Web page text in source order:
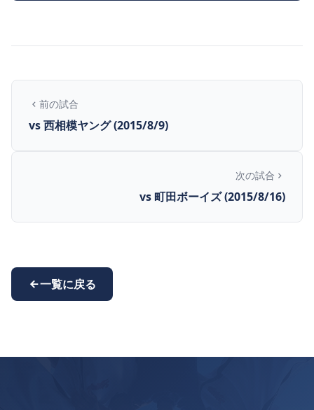
前の試合
vs 西相模ヤング (2015/8/9)
次の試合
vs 町田ボーイズ (2015/8/16)
一覧に戻る